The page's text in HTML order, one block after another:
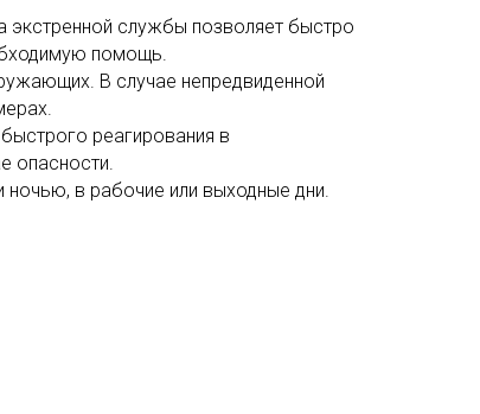
экстренной службы позволяет быстро
помощь.
В случае непредвиденной
реагирования в
опасности.
в рабочие или выходные дни.